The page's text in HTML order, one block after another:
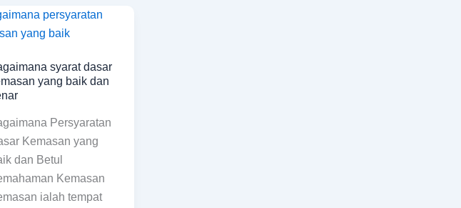
syarat dasar
yang baik dan
Persyaratan
Kemasan yang
dan Betul
Kemasan
ialah tempat